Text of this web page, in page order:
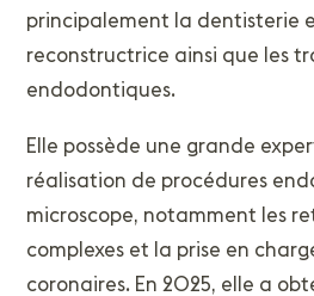
principalement la dentisterie
reconstructrice ainsi que les
endodontiques.
Elle possède une grande
réalisation de procédures
microscope, notamment les
complexes et la prise en
coronaires. En 2025, elle a